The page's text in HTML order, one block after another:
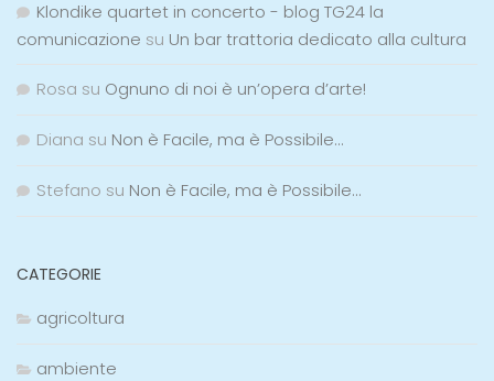
Klondike quartet in concerto - blog TG24 la
comunicazione su Un bar trattoria dedicato alla cultura
Rosa su Ognuno di noi è un’opera d’arte!
Diana su Non è Facile, ma è Possibile…
Stefano su Non è Facile, ma è Possibile…
CATEGORIE
agricoltura
ambiente